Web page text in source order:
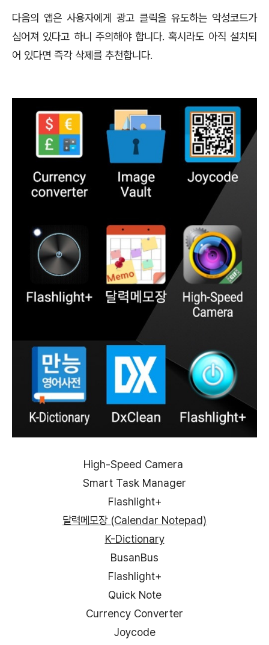
다음의 앱은 사용자에게 광고 클릭을 유도하는 악성코드가
심어져 있다고 하니 주의해야 합니다. 혹시라도 아직 설치되
어 있다면 즉각 삭제를 추천합니다.
High-Speed Camera
Smart Task Manager
Flashlight+
달력메모장 (Calendar Notepad)
K-Dictionary
BusanBus
Flashlight+
Quick Note
Currency Converter
Joycode